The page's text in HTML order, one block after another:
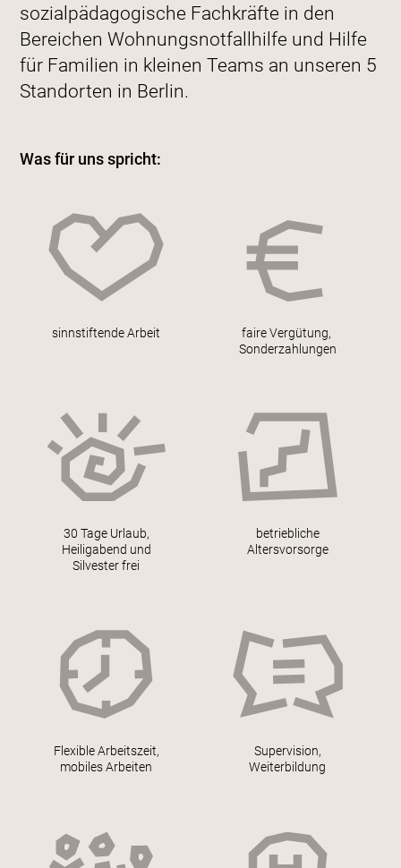
sozialpädagogische Fachkräfte in den
Bereichen Wohnungsnotfallhilfe und Hilfe
für Familien in kleinen Teams an unseren 5
Standorten in Berlin.
Was für uns spricht:
sinnstiftende Arbeit
faire Vergütung,
Sonderzahlungen
30 Tage Urlaub,
Heiligabend und
Silvester frei
betriebliche
Altersvorsorge
Flexible Arbeitszeit,
mobiles Arbeiten
Supervision,
Weiterbildung